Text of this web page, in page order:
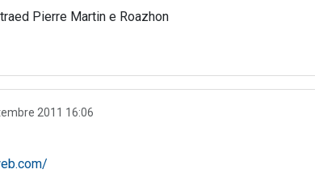
Pierre Martin e Roazhon
2011 16:06